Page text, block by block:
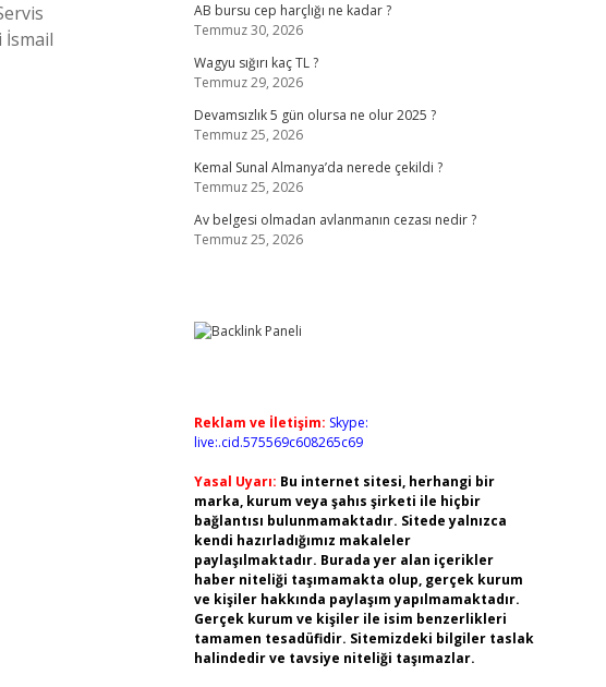
İsmail
AB bursu cep harçlığı ne kadar ?
Temmuz 30, 2026
Wagyu sığırı kaç TL ?
Temmuz 29, 2026
Devamsızlık 5 gün olursa ne olur 2025 ?
Temmuz 25, 2026
Kemal Sunal Almanya’da nerede çekildi ?
Temmuz 25, 2026
Av belgesi olmadan avlanmanın cezası nedir ?
Temmuz 25, 2026
Reklam ve İletişim: Skype:
live:.cid.575569c608265c69
Yasal Uyarı: Bu internet sitesi, herhangi bir
marka, kurum veya şahıs şirketi ile hiçbir
bağlantısı bulunmamaktadır. Sitede yalnızca
kendi hazırladığımız makaleler
paylaşılmaktadır. Burada yer alan içerikler
haber niteliği taşımamakta olup, gerçek kurum
ve kişiler hakkında paylaşım yapılmamaktadır.
Gerçek kurum ve kişiler ile isim benzerlikleri
tamamen tesadüfidir. Sitemizdeki bilgiler taslak
halindedir ve tavsiye niteliği taşımazlar.